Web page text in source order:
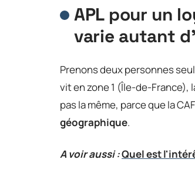
APL pour un
varie autant
Prenons deux personnes
vit en zone 1 (Île-de-France),
pas la même, parce que la
géographique.
A voir aussi :Quel est